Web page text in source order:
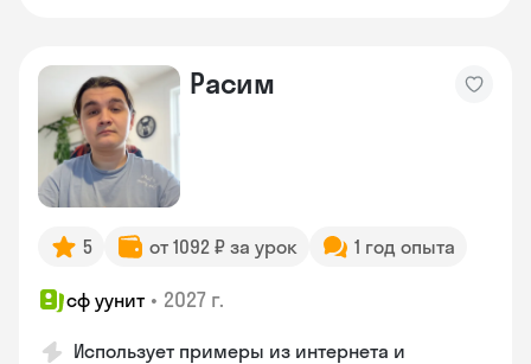
Расим
5 от 1092 ₽ за урок 1 год опыта
сф уунит • 2027 г.
Использует примеры из интернета и